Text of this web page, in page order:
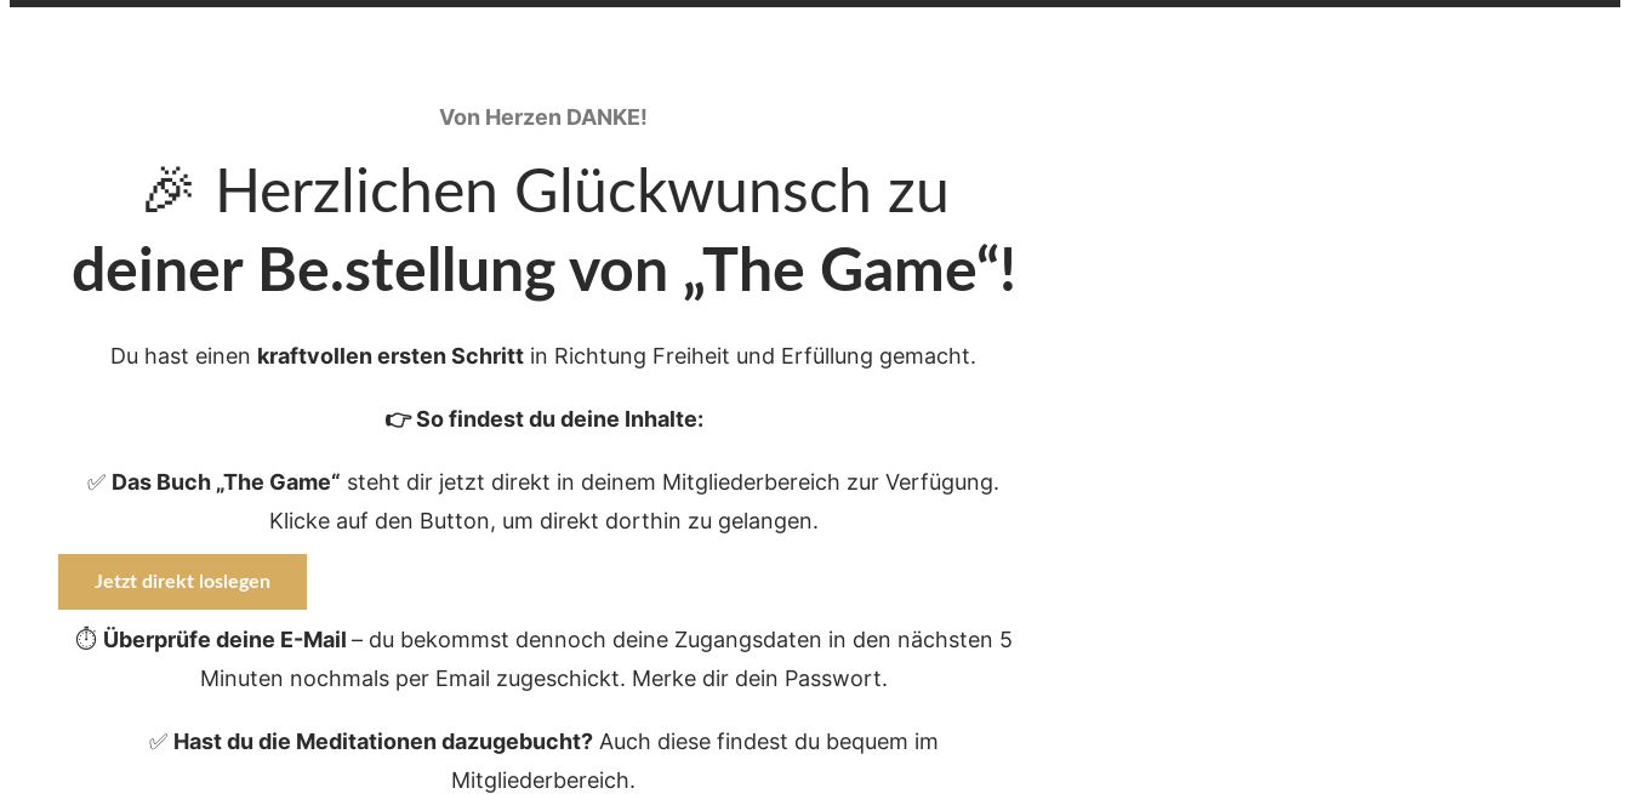
Von Herzen DANKE!
🎉 Herzlichen Glückwunsch zu
deiner Be.stellung von „The Game“!
Du hast einen kraftvollen ersten Schritt in Richtung Freiheit und Erfüllung gemacht.
👉 So findest du deine Inhalte:
✅ Das Buch „The Game“ steht dir jetzt direkt in deinem Mitgliederbereich zur Verfügung.
Klicke auf den Button, um direkt dorthin zu gelangen.
Jetzt direkt loslegen
⏱️ Überprüfe deine E-Mail – du bekommst dennoch deine Zugangsdaten in den nächsten 5
Minuten nochmals per Email zugeschickt. Merke dir dein Passwort.
✅ Hast du die Meditationen dazugebucht?Auch diese findest du bequem im
Mitgliederbereich.